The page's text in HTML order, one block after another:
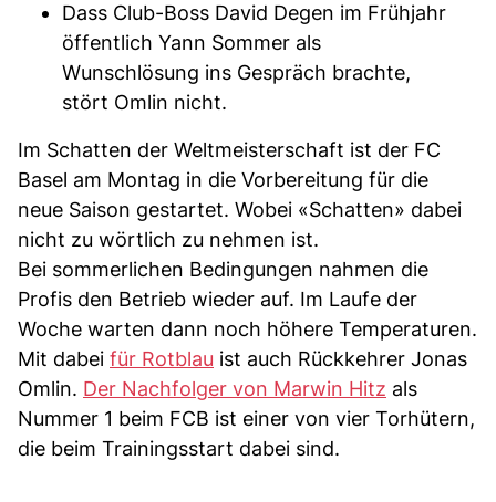
Dass Club-Boss David Degen im Frühjahr
öffentlich Yann Sommer als
Wunschlösung ins Gespräch brachte,
stört Omlin nicht.
Im Schatten der Weltmeisterschaft ist der FC
Basel am Montag in die Vorbereitung für die
neue Saison gestartet. Wobei «Schatten» dabei
nicht zu wörtlich zu nehmen ist.
Bei sommerlichen Bedingungen nahmen die
Profis den Betrieb wieder auf. Im Laufe der
Woche warten dann noch höhere Temperaturen.
Mit dabei für Rotblau ist auch Rückkehrer Jonas
Omlin. Der Nachfolger von Marwin Hitz als
Nummer 1 beim FCB ist einer von vier Torhütern,
die beim Trainingsstart dabei sind.